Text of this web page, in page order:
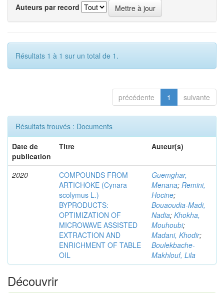
Auteurs par record
Résultats 1 à 1 sur un total de 1.
précédente 1 suivante
Résultats trouvés : Documents
Date de
publication
Titre Auteur(s)
2020
COMPOUNDS FROM
ARTICHOKE (Cynara
scolymus L.)
BYPRODUCTS:
OPTIMIZATION OF
MICROWAVE ASSISTED
EXTRACTION AND
ENRICHMENT OF TABLE
OIL
Guemghar,
Menana; Remini,
Hocine;
Bouaoudia-Madi,
Nadia; Khokha,
Mouhoubi;
Madani, Khodir;
Boulekbache-
Makhlouf, Lila
Découvrir